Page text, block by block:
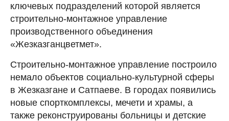
ключевых подразделений которой является
строительно-монтажное управление
производственного объединения
«Жезказганцветмет».
Строительно-монтажное управление построило
немало объектов социально-культурной сферы
в Жезказгане и Сатпаеве. В городах появились
новые спорткомплексы, мечети и храмы, а
также реконструированы больницы и детские